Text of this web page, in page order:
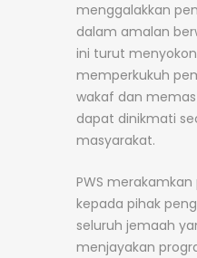
menggalakkan
dalam amalan
ini turut
memperkukuh
wakaf dan
dapat dinikmati
masyarakat.
PWS
kepada pihak
seluruh jemaah
menjayakan